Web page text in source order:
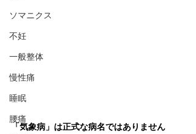
ソマニクス
不妊
一般整体
慢性痛
睡眠
腰痛
「気象病」は正式な病名ではありません